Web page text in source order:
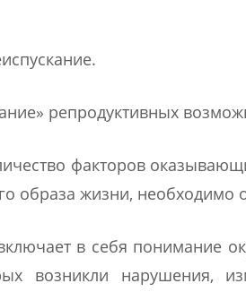
репродуктивных
факторов
образа жизни, необходимо
в себя понимание
возникли нарушения,